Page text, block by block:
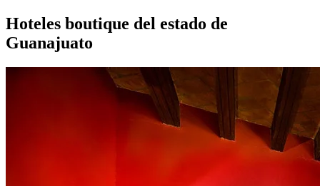
Hoteles boutique del estado de
Guanajuato